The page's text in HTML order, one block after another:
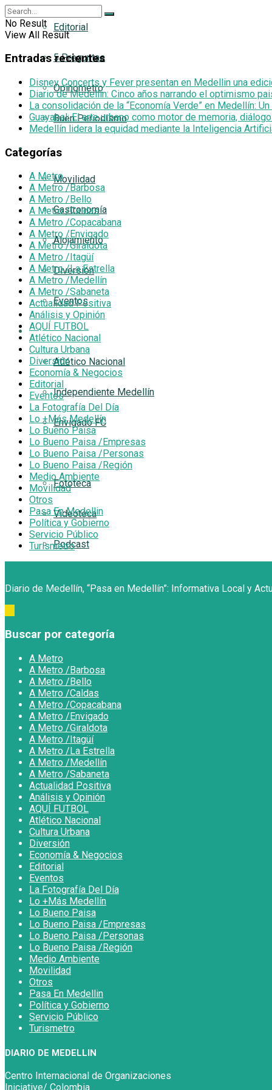
Editorial
5 Preguntas
Opinometro
Buen Periodismo
Turismetro
Movilidad
Gastronomía
Alojamiento
Diversión
Eventos
AQUÍ FUTBOL
Atlético Nacional
Independiente Medellín
Envigado FC
Multimedia
Fototeca
Videoteca
Podcast
No Result
View All Result
Entradas recientes
Disney Concerts y Fever presentan en Medellin una
Diario de Medellín: Cinco años narrando el optimismo
La consolidación de la “Economía Verde” en Medellín:
Guayabal: El arte urbano como motor de memoria,
Medellín lidera la equidad mediante la Inteligencia
Categorías
A Metro
A Metro /Barbosa
A Metro /Bello
A Metro /Caldas
A Metro /Copacabana
A Metro /Envigado
A Metro /Giraldota
A Metro /Itagüí
A Metro /La Estrella
A Metro /Medellín
A Metro /Sabaneta
Actualidad Positiva
Análisis y Opinión
AQUÍ FUTBOL
Atlético Nacional
Cultura Urbana
Diversión
Economía & Negocios
Editorial
Eventos
La Fotografía Del Día
Lo +Más Medellín
Lo Bueno Paisa
Lo Bueno Paisa /Empresas
Lo Bueno Paisa /Personas
Lo Bueno Paisa /Región
Medio Ambiente
Movilidad
Otros
Pasa En Medellin
Política y Gobierno
Servicio Público
Turismetro
Diario de Medellín, “Pasa en Medellín”: Informativa Local y
Buscar por categoría
A Metro
A Metro /Barbosa
A Metro /Bello
A Metro /Caldas
A Metro /Copacabana
A Metro /Envigado
A Metro /Giraldota
A Metro /Itagüí
A Metro /La Estrella
A Metro /Medellín
A Metro /Sabaneta
Actualidad Positiva
Análisis y Opinión
AQUÍ FUTBOL
Atlético Nacional
Cultura Urbana
Diversión
Economía & Negocios
Editorial
Eventos
La Fotografía Del Día
Lo +Más Medellín
Lo Bueno Paisa
Lo Bueno Paisa /Empresas
Lo Bueno Paisa /Personas
Lo Bueno Paisa /Región
Medio Ambiente
Movilidad
Otros
Pasa En Medellin
Política y Gobierno
Servicio Público
Turismetro
DIARIO DE MEDELLIN
Centro Internacional de Organizaciones
Iniciative/ Colombia